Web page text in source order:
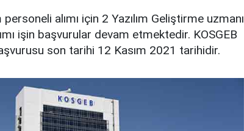
alımı için 2 Yazılım Geliştirme uzmanı
işin başvurular devam etmektedir. KOSGEB
son tarihi 12 Kasım 2021 tarihidir.